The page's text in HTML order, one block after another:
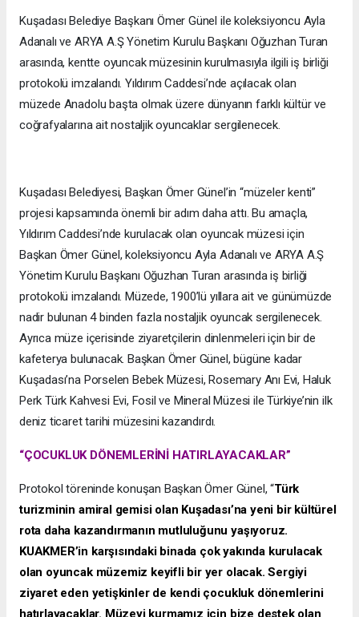
Kuşadası Belediye Başkanı Ömer Günel ile koleksiyoncu Ayla
Adanalı ve ARYA A.Ş Yönetim Kurulu Başkanı Oğuzhan Turan
arasında, kentte oyuncak müzesinin kurulmasıyla ilgili iş birliği
protokolü imzalandı. Yıldırım Caddesi’nde açılacak olan
müzede Anadolu başta olmak üzere dünyanın farklı kültür ve
coğrafyalarına ait nostaljik oyuncaklar sergilenecek.
Kuşadası Belediyesi, Başkan Ömer Günel’in “müzeler kenti”
projesi kapsamında önemli bir adım daha attı. Bu amaçla,
Yıldırım Caddesi’nde kurulacak olan oyuncak müzesi için
Başkan Ömer Günel, koleksiyoncu Ayla Adanalı ve ARYA A.Ş
Yönetim Kurulu Başkanı Oğuzhan Turan arasında iş birliği
protokolü imzalandı. Müzede, 1900’lü yıllara ait ve günümüzde
nadir bulunan 4 binden fazla nostaljik oyuncak sergilenecek.
Ayrıca müze içerisinde ziyaretçilerin dinlenmeleri için bir de
kafeterya bulunacak. Başkan Ömer Günel, bügüne kadar
Kuşadası’na Porselen Bebek Müzesi, Rosemary Anı Evi, Haluk
Perk Türk Kahvesi Evi, Fosil ve Mineral Müzesi ile Türkiye’nin ilk
deniz ticaret tarihi müzesini kazandırdı.
“ÇOCUKLUK DÖNEMLERİNİ HATIRLAYACAKLAR”
Protokol töreninde konuşan Başkan Ömer Günel, “Türk
turizminin amiral gemisi olan Kuşadası’na yeni bir kültürel
rota daha kazandırmanın mutluluğunu yaşıyoruz.
KUAKMER’in karşısındaki binada çok yakında kurulacak
olan oyuncak müzemiz keyifli bir yer olacak. Sergiyi
ziyaret eden yetişkinler de kendi çocukluk dönemlerini
hatırlayacaklar. Müzeyi kurmamız için bize destek olan